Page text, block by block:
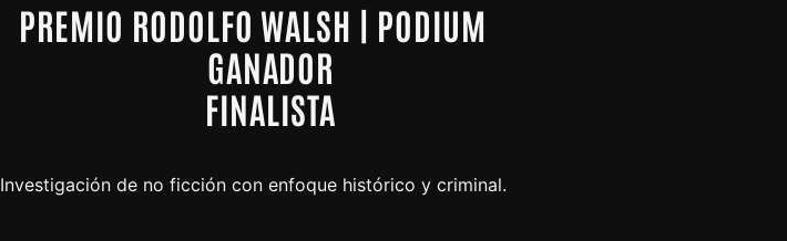
PREMIO RODOLFO WALSH | PODIUM
GANADOR
FINALISTA
Investigación de no ficción con enfoque histórico y criminal.